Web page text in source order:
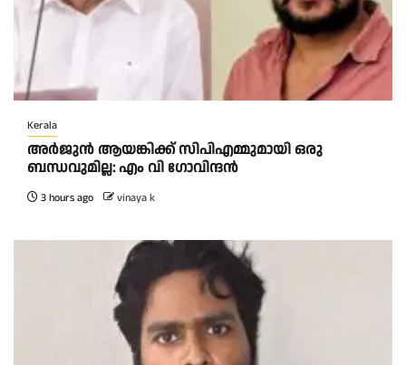
Kerala
അര്‍ജുന്‍ ആയങ്കിക്ക് സിപിഎമ്മുമായി ഒരു
ബന്ധവുമില്ല: എം വി ഗോവിന്ദന്‍
3 hours ago vinaya k